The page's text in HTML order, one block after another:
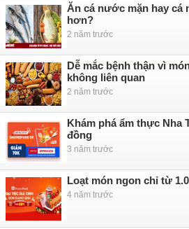
Ăn cá nước mặn hay
hơn?
2 năm trước
Dễ mắc bệnh thận vì
không liên quan
2 năm trước
Khám phá ẩm thực Nha
đồng
3 năm trước
Loạt món ngon chỉ từ
4 năm trước